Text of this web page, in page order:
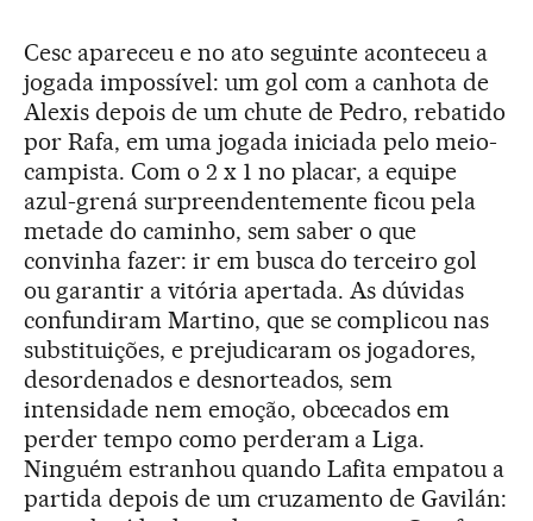
Cesc apareceu e no ato seguinte aconteceu a
jogada impossível: um gol com a canhota de
Alexis depois de um chute de Pedro, rebatido
por Rafa, em uma jogada iniciada pelo meio-
campista. Com o 2 x 1 no placar, a equipe
azul-grená surpreendentemente ficou pela
metade do caminho, sem saber o que
convinha fazer: ir em busca do terceiro gol
ou garantir a vitória apertada. As dúvidas
confundiram Martino, que se complicou nas
substituições, e prejudicaram os jogadores,
desordenados e desnorteados, sem
intensidade nem emoção, obcecados em
perder tempo como perderam a Liga.
Ninguém estranhou quando Lafita empatou a
partida depois de um cruzamento de Gavilán: